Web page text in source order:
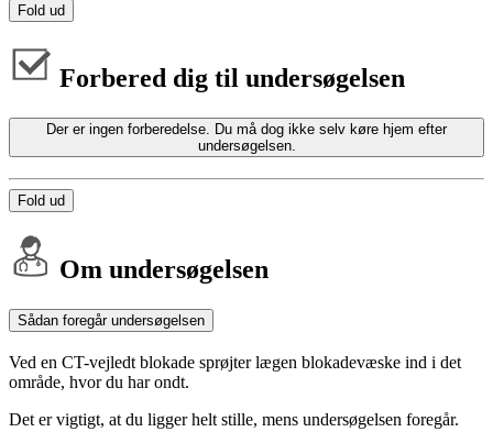
Fold ud
Forbered dig til undersøgelsen
Der er ingen forberedelse. Du må dog ikke selv køre hjem efter
undersøgelsen.
Fold ud
Om undersøgelsen
Sådan foregår undersøgelsen
Ved en CT-vejledt blokade sprøjter lægen blokadevæske ind i det
område, hvor du har ondt.
Det er vigtigt, at du ligger helt stille, mens undersøgelsen foregår.